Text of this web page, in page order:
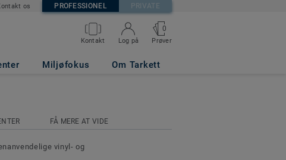
os PROFESSIONEL PRIVATE
Kontakt Log på
0
Prøver
Miljøfokus Om Tarkett
FÅ MERE AT VIDE
vinyl- og